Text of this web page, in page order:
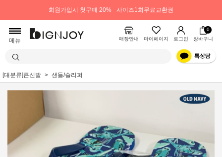
회원가입시 첫구매 20% 사이즈1회무료교환권
메뉴 매장안내 마이페이지 로그인
0
장바구니
[대분류]큰신발 샌들/슬리퍼